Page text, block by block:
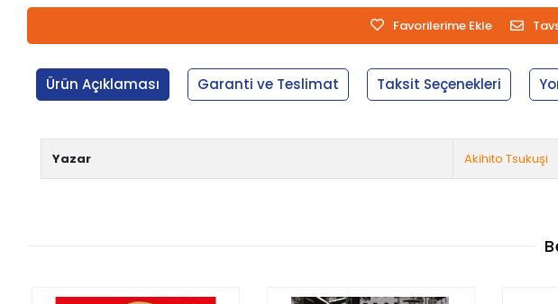
Favorilerime Ekle
Ürün Açıklaması Garanti ve Teslimat Taksit Seçenekleri
Yazar Akihito Tsukuşi